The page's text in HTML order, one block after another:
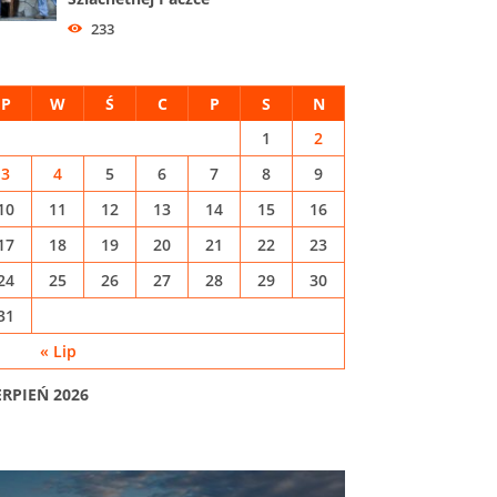
233
2026
P W Ś C P S N
« Lip
1
2
3
4 5 6 7 8
9
11 12 13 14 15
16
18 19 20 21 22
23
25 26 27 28 29
30